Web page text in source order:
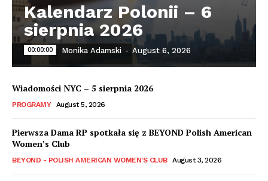
Kalendarz Polonii – 6
sierpnia 2026
00:00:00 Monika Adamski - August 6, 2026
Wiadomości NYC – 5 sierpnia 2026
PROGRAMY August 5, 2026
Pierwsza Dama RP spotkała się z BEYOND Polish American
Women’s Club
BEYOND - POLISH AMERICAN WOMEN'S CLUB August 3, 2026